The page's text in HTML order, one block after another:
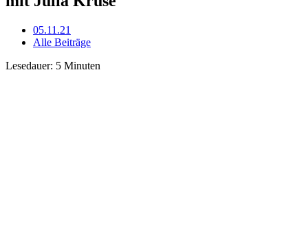
05.11.21
Alle Beiträge
Lesedauer: 5 Minuten